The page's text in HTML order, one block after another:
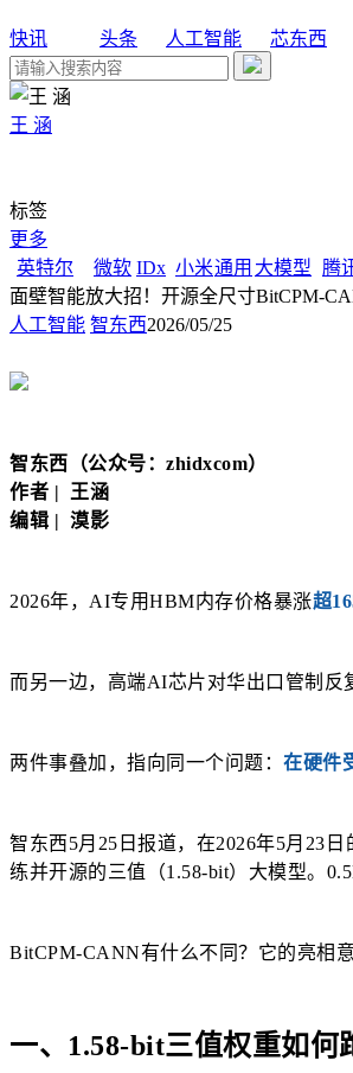
快讯 头条 人工智能 芯东西
王 涵
标签
更多
英特尔
微软 IDx 小米通用 大模型 腾
面壁智能放大招！开源全尺寸BitCPM-
人工智能 智东西2026/05/25
智东西（公众号：zhidxcom）
作者 | 王涵
编辑 | 漠影
2026年，AI专用HBM内存价格暴涨超
而另一边，高端AI芯片对华出口管制反
两件事叠加，指向同一个问题： 在硬件
智东西5月25日报道，在2026年5月23
练并开源的三值（1.58-bit）大模型。
BitCPM-CANN有什么不同？它的亮相
一、1.58-bit三值权重如何